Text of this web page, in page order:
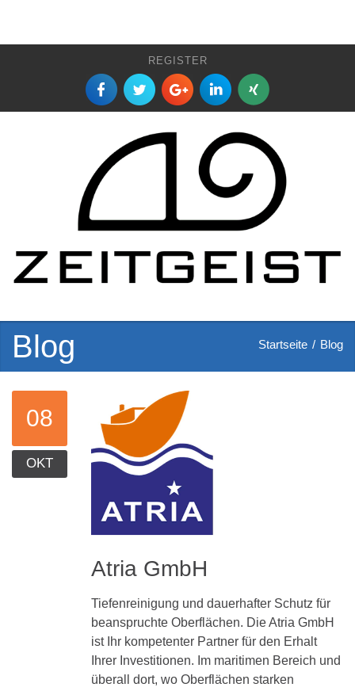
REGISTER
Blog Startseite / Blog
08
OKT
Atria GmbH
Tiefenreinigung und dauerhafter Schutz für
beanspruchte Oberflächen. Die Atria GmbH
ist Ihr kompetenter Partner für den Erhalt
Ihrer Investitionen. Im maritimen Bereich und
überall dort, wo Oberflächen starken